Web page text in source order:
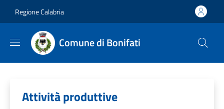
Regione Calabria
Comune di Bonifati
Attività produttive